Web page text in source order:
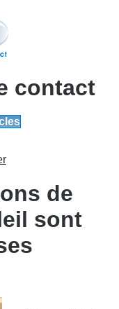
contact
de
sont